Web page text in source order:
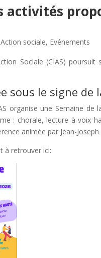
activités
Action sociale, Evénements
Sociale (CIAS)
sous le signe de
organise une Semaine de
: chorale, lecture à voix
animée par Jean-Joseph
à retrouver ici: